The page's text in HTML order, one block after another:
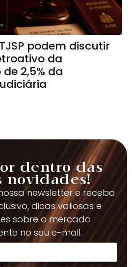
podem discutir
da
2,5% da
dentro das
novidades!
newsletter e receba
dicas valiosas e
sobre o mercado
no seu e-mail.